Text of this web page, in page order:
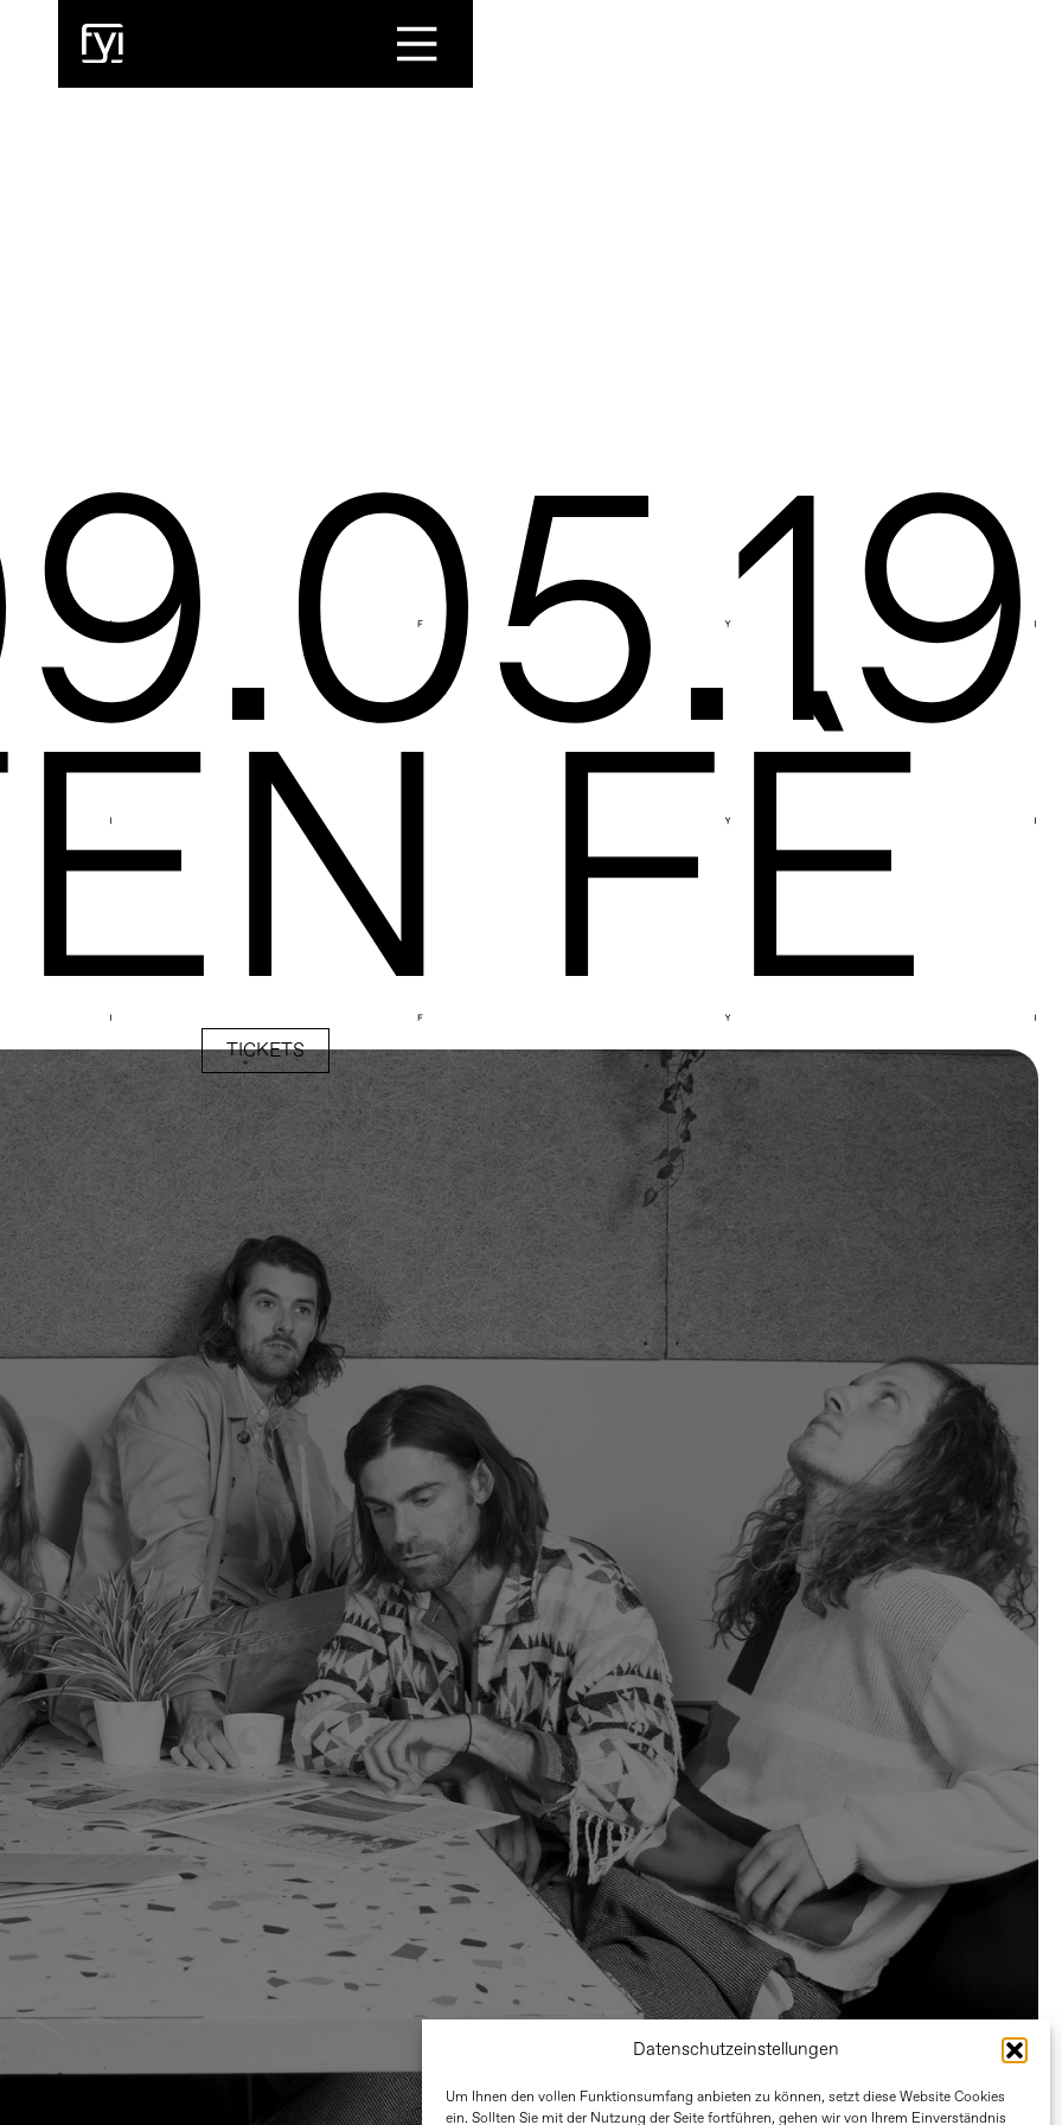
Datenschutzeinstellungen
Um Ihnen den vollen Funktionsumfang anbieten zu können, setzt diese Website Cookies
ein. Sollten Sie mit der Nutzung der Seite fortführen, gehen wir von Ihrem Einverständnis
Toggle Menu
FÈ
TICKETS